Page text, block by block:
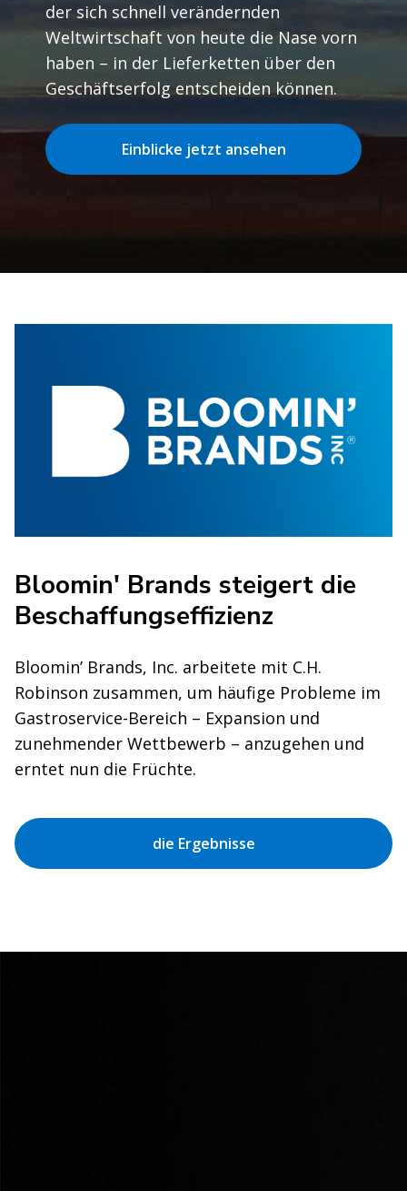
der sich schnell verändernden
Weltwirtschaft von heute die Nase vorn
haben – in der Lieferketten über den
Geschäftserfolg entscheiden können.
Einblicke jetzt ansehen
Bloomin' Brands steigert die
Beschaffungseffizienz
Bloomin’ Brands, Inc. arbeitete mit C.H.
Robinson zusammen, um häufige Probleme im
Gastroservice-Bereich – Expansion und
zunehmender Wettbewerb – anzugehen und
erntet nun die Früchte.
die Ergebnisse